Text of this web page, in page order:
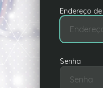
Endereço
Senha